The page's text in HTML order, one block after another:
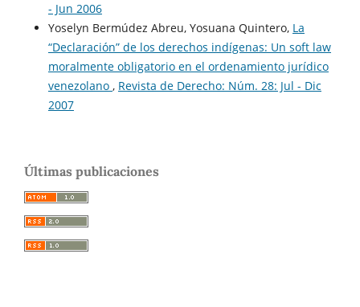
- Jun 2006
Yoselyn Bermúdez Abreu, Yosuana Quintero, La
“Declaración” de los derechos indígenas: Un soft law
moralmente obligatorio en el ordenamiento jurídico
venezolano , Revista de Derecho: Núm. 28: Jul - Dic
2007
Últimas publicaciones